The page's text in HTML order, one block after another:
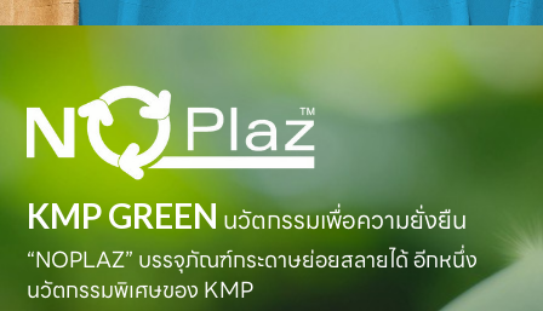
KMP GREEN นวัตกรรมเพื่อความยั่งยืน
“NOPLAZ” บรรจุภัณฑ์กระดาษย่อยสลายได้ อีกหนึ่ง
นวัตกรรมพิเศษของ KMP